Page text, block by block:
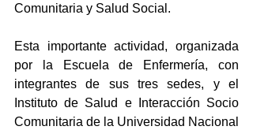
Comunitaria y Salud Social.
Esta importante actividad, organizada
por la Escuela de Enfermería, con
integrantes de sus tres sedes, y el
Instituto de Salud e Interacción Socio
Comunitaria de la Universidad Nacional